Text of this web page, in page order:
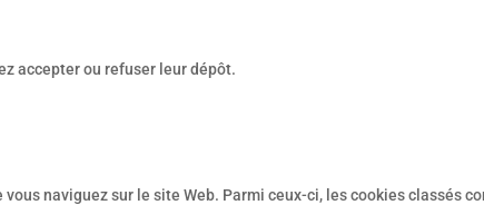
accepter ou refuser leur dépôt.
naviguez sur le site Web. Parmi ceux-ci, les cookies classés